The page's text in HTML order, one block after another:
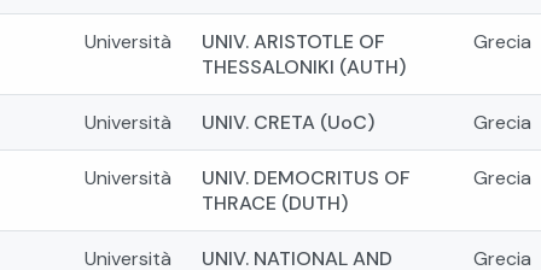
Università
UNIV. ARISTOTLE OF
THESSALONIKI (AUTH)
Grecia
Università UNIV. CRETA (UoC) Grecia
Università
UNIV. DEMOCRITUS OF
THRACE (DUTH)
Grecia
Università UNIV. NATIONAL AND Grecia